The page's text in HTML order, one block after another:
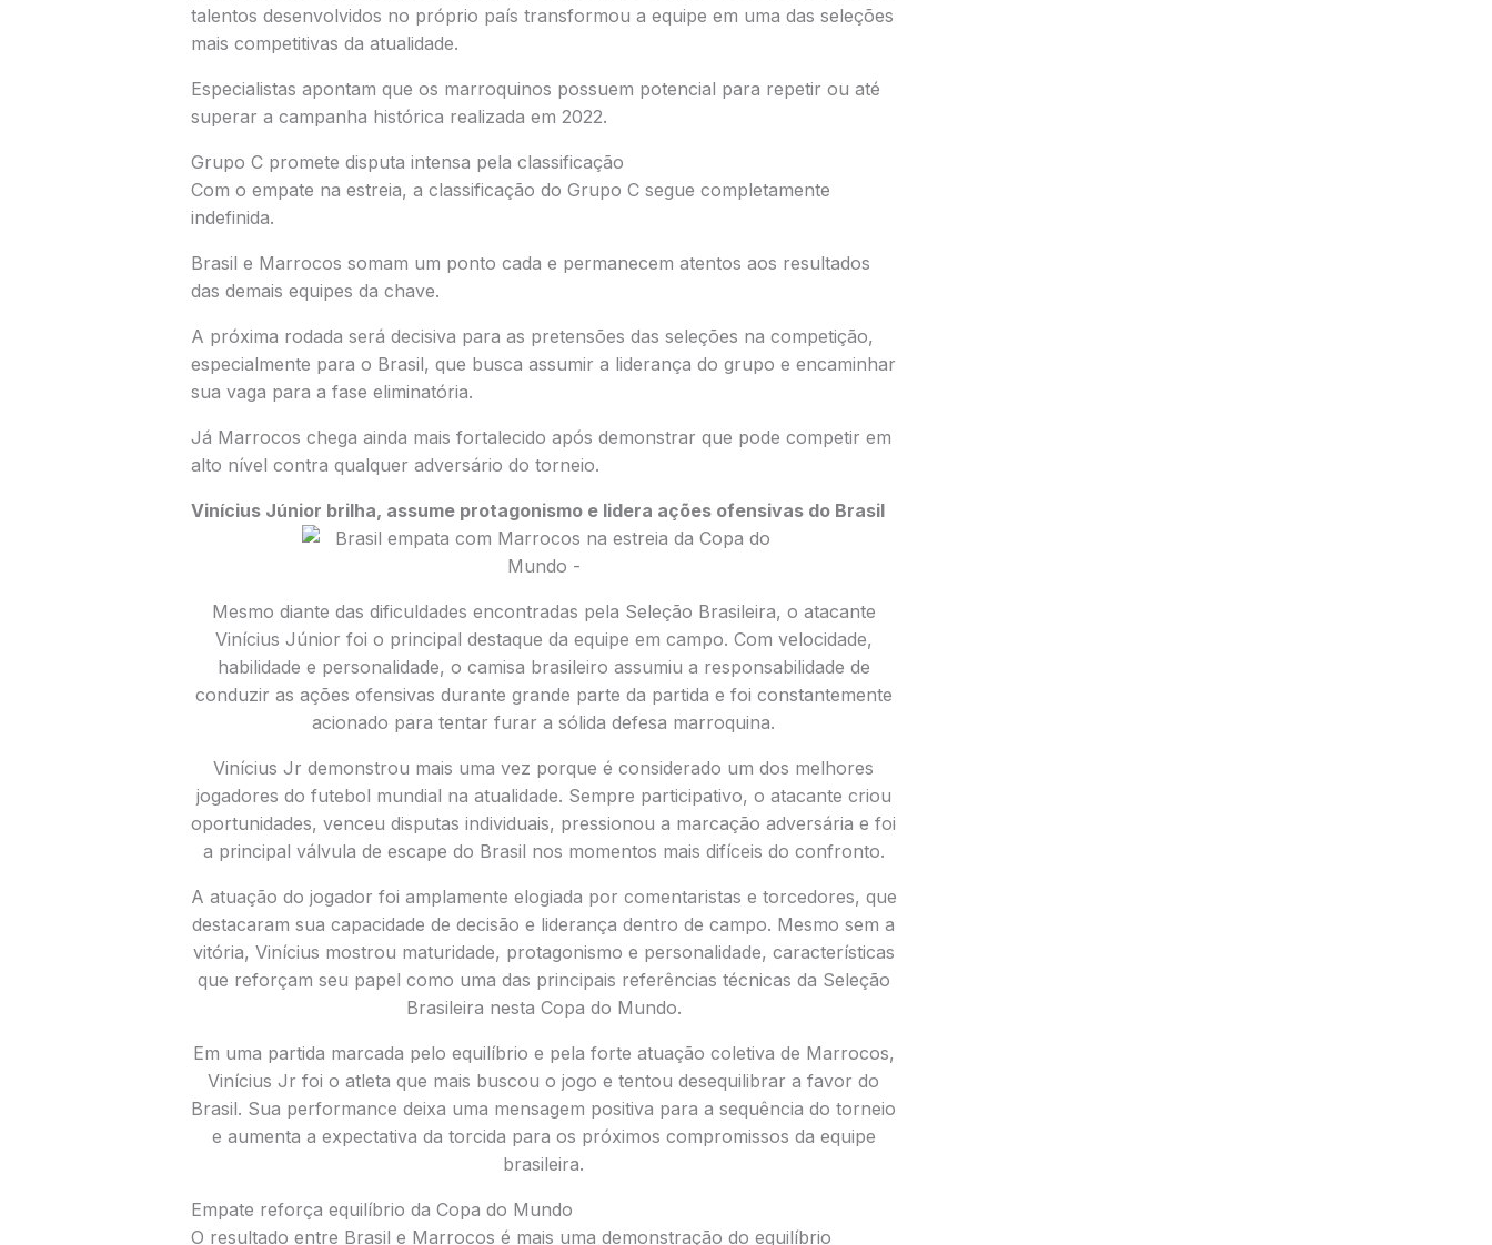
talentos desenvolvidos no próprio país transformou a equipe em uma das seleções
mais competitivas da atualidade.
Especialistas apontam que os marroquinos possuem potencial para repetir ou até
superar a campanha histórica realizada em 2022.
Grupo C promete disputa intensa pela classificação
Com o empate na estreia, a classificação do Grupo C segue completamente
indefinida.
Brasil e Marrocos somam um ponto cada e permanecem atentos aos resultados
das demais equipes da chave.
A próxima rodada será decisiva para as pretensões das seleções na competição,
especialmente para o Brasil, que busca assumir a liderança do grupo e encaminhar
sua vaga para a fase eliminatória.
Já Marrocos chega ainda mais fortalecido após demonstrar que pode competir em
alto nível contra qualquer adversário do torneio.
Vinícius Júnior brilha, assume protagonismo e lidera ações ofensivas do Brasil
Mesmo diante das dificuldades encontradas pela Seleção Brasileira, o atacante
Vinícius Júnior foi o principal destaque da equipe em campo. Com velocidade,
habilidade e personalidade, o camisa brasileiro assumiu a responsabilidade de
conduzir as ações ofensivas durante grande parte da partida e foi constantemente
acionado para tentar furar a sólida defesa marroquina.
Vinícius Jr demonstrou mais uma vez porque é considerado um dos melhores
jogadores do futebol mundial na atualidade. Sempre participativo, o atacante criou
oportunidades, venceu disputas individuais, pressionou a marcação adversária e foi
a principal válvula de escape do Brasil nos momentos mais difíceis do confronto.
A atuação do jogador foi amplamente elogiada por comentaristas e torcedores, que
destacaram sua capacidade de decisão e liderança dentro de campo. Mesmo sem a
vitória, Vinícius mostrou maturidade, protagonismo e personalidade, características
que reforçam seu papel como uma das principais referências técnicas da Seleção
Brasileira nesta Copa do Mundo.
Em uma partida marcada pelo equilíbrio e pela forte atuação coletiva de Marrocos,
Vinícius Jr foi o atleta que mais buscou o jogo e tentou desequilibrar a favor do
Brasil. Sua performance deixa uma mensagem positiva para a sequência do torneio
e aumenta a expectativa da torcida para os próximos compromissos da equipe
brasileira.
Empate reforça equilíbrio da Copa do Mundo
O resultado entre Brasil e Marrocos é mais uma demonstração do equilíbrio